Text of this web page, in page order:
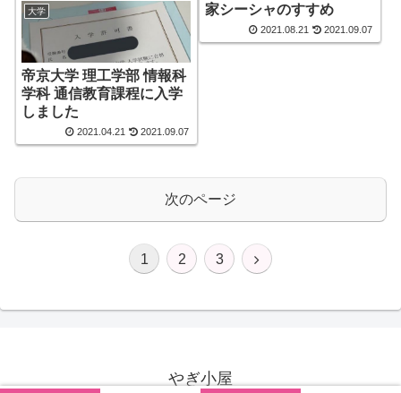
家シーシャのすすめ
2021.08.21 2021.09.07
大学
帝京大学 理工学部 情報科
学科 通信教育課程に入学
しました
2021.04.21 2021.09.07
次のページ
1 2 3
やぎ小屋